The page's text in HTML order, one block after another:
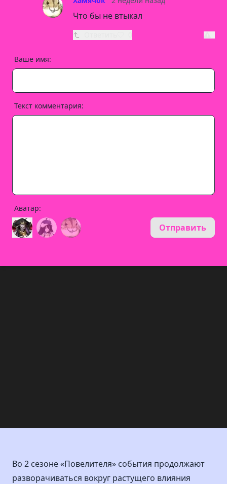
Что бы не втыкал
Ваше имя:
Текст комментария:
Аватар:
Отправить
Во 2 сезоне «Повелителя» события продолжают
разворачиваться вокруг растущего влияния